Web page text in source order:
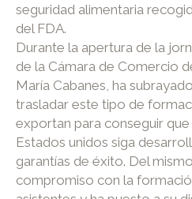
seguridad alimentaria
del FDA.
Durante la apertura de la
de la Cámara de Comercio
María Cabanes, ha
trasladar este tipo de
exportan para conseguir
Estados unidos siga
garantías de éxito. Del
compromiso con la